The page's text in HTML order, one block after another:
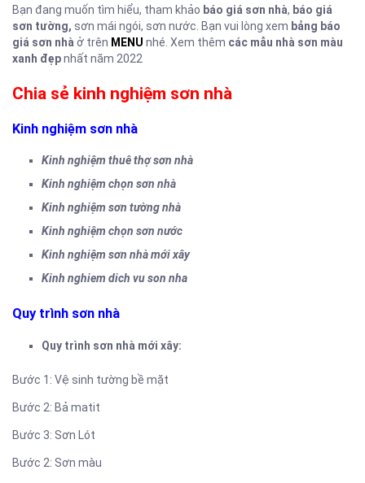
Bạn đang muốn tìm hiểu, tham khảo báo giá sơn nhà, báo giá
sơn tường, sơn mái ngói, sơn nước. Bạn vui lòng xem bảng báo
giá sơn nhà ở trên MENU nhé. Xem thêm các mẫu nhà sơn màu
xanh đẹpnhất năm 2022
Chia sẻ kinh nghiệm sơn nhà
Kinh nghiệm sơn nhà
Kinh nghiệm thuê thợ sơn nhà
Kinh nghiệm chọn sơn nhà
Kinh nghiệm sơn tường nhà
Kinh nghiệm chọn sơn nước
Kinh nghiệm sơn nhà mới xây
Kinh nghiem dich vu son nha
Quy trình sơn nhà
Quy trình sơn nhà mới xây:
Bước 1: Vệ sinh tường bề mặt
Bước 2: Bả matit
Bước 3: Sơn Lót
Bước 2: Sơn màu